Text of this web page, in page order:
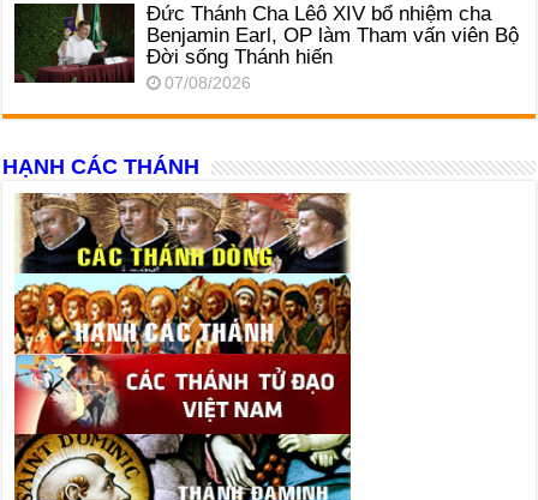
Đức Thánh Cha Lêô XIV bổ nhiệm cha
Benjamin Earl, OP làm Tham vấn viên Bộ
Đời sống Thánh hiến
07/08/2026
HẠNH CÁC THÁNH